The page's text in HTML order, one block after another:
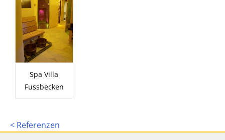
Spa Villa
Fussbecken
< Referenzen